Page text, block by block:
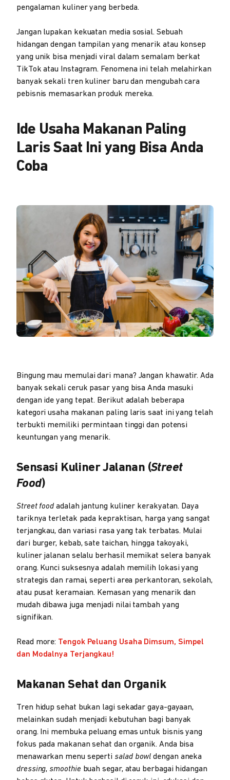
pengalaman kuliner yang berbeda.
Jangan lupakan kekuatan media sosial. Sebuah
hidangan dengan tampilan yang menarik atau konsep
yang unik bisa menjadi viral dalam semalam berkat
TikTok atau Instagram. Fenomena ini telah melahirkan
banyak sekali tren kuliner baru dan mengubah cara
pebisnis memasarkan produk mereka.
Ide Usaha Makanan Paling
Laris Saat Ini yang Bisa Anda
Coba
Bingung mau memulai dari mana? Jangan khawatir. Ada
banyak sekali ceruk pasar yang bisa Anda masuki
dengan ide yang tepat. Berikut adalah beberapa
kategori usaha makanan paling laris saat ini yang telah
terbukti memiliki permintaan tinggi dan potensi
keuntungan yang menarik.
Sensasi Kuliner Jalanan (Street
Food)
Street food adalah jantung kuliner kerakyatan. Daya
tariknya terletak pada kepraktisan, harga yang sangat
terjangkau, dan variasi rasa yang tak terbatas. Mulai
dari burger, kebab, sate taichan, hingga takoyaki,
kuliner jalanan selalu berhasil memikat selera banyak
orang. Kunci suksesnya adalah memilih lokasi yang
strategis dan ramai, seperti area perkantoran, sekolah,
atau pusat keramaian. Kemasan yang menarik dan
mudah dibawa juga menjadi nilai tambah yang
signifikan.
Read more: Tengok Peluang Usaha Dimsum, Simpel
dan Modalnya Terjangkau!
Makanan Sehat dan Organik
Tren hidup sehat bukan lagi sekadar gaya-gayaan,
melainkan sudah menjadi kebutuhan bagi banyak
orang. Ini membuka peluang emas untuk bisnis yang
fokus pada makanan sehat dan organik. Anda bisa
menawarkan menu seperti salad bowl dengan aneka
dressing, smoothie buah segar, atau berbagai hidangan